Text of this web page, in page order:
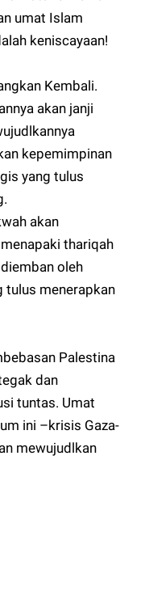
umat Islam
keniscayaan!
Kembali.
akan janji
kepemimpinan
yang tulus
akan
thariqah
oleh
tulus menerapkan
Palestina
dan
tuntas. Umat
ini –krisis Gaza-
mewujudlkan